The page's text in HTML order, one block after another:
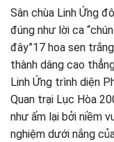
Sân chùa Linh Ứng
đúng như lời ca
đây”17 hoa sen
thành dâng cao
Linh Ứng trình diện
Quan trại Lục Hòa
như ấm lại bởi niềm
nghiệm dưới nắng